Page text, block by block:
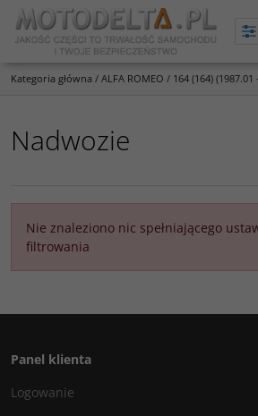
Kategoria główna / ALFA ROMEO / 164 (164) (1987.01
Nadwozie
Nie znaleziono nic spełniającego
filtrowania
Panel klienta
Logowanie